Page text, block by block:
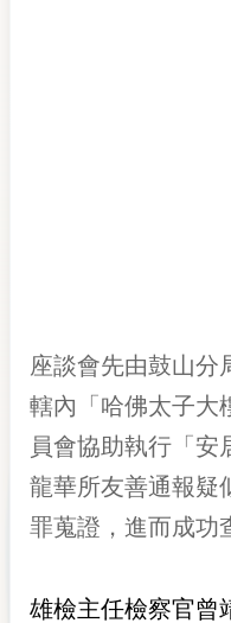
座談會先由鼓山分
轄內「哈佛太子大
員會協助執行「安
龍華所友善通報疑
罪蒐證，進而成功
雄檢主任檢察官曾